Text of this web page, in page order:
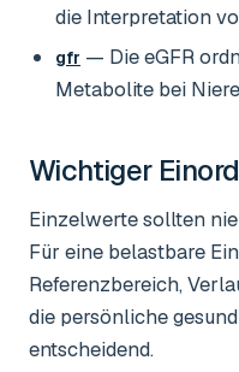
die Interpretation
gfr — Die eGFR
Metabolite bei
Wichtiger
Einzelwerte sollten
Für eine belastbare
Referenzbereich,
die persönliche
entscheidend.